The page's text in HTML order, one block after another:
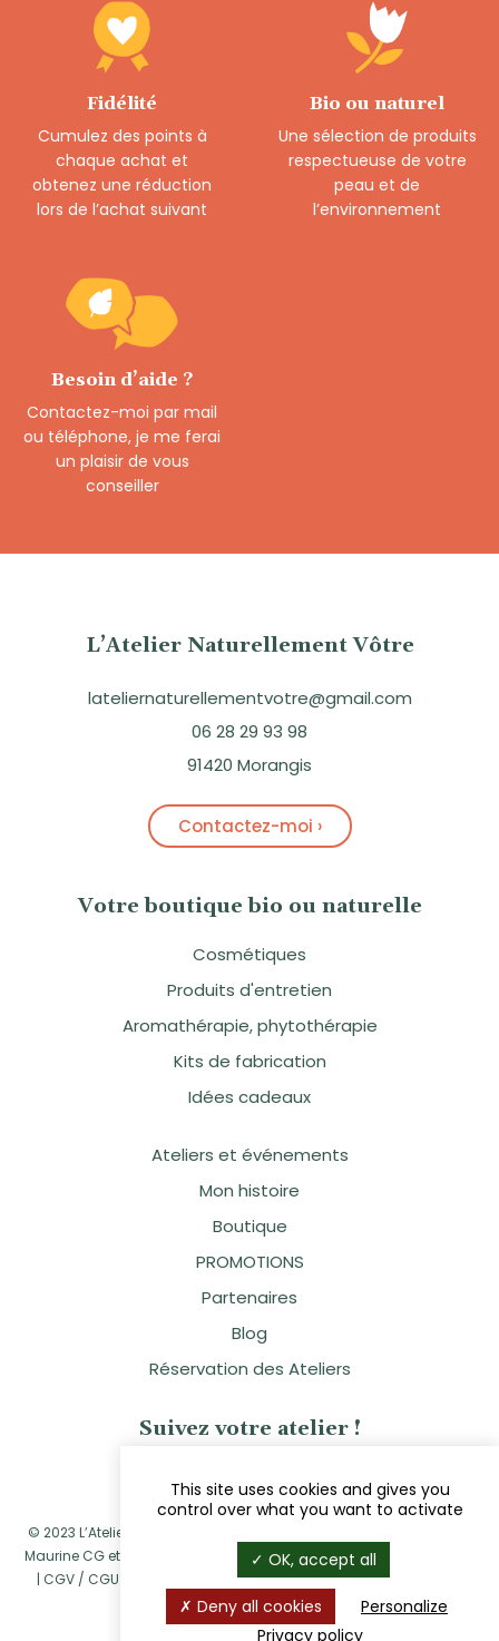
Fidélité
Cumulez des points à
chaque achat et
obtenez une réduction
lors de l’achat suivant
Bio ou naturel
Une sélection de produits
respectueuse de votre
peau et de
l’environnement
Besoin d’aide ?
Contactez-moi par mail
ou téléphone, je me ferai
un plaisir de vous
conseiller
L’Atelier Naturellement Vôtre
lateliernaturellementvotre@gmail.com
06 28 29 93 98
91420 Morangis
Contactez-moi ›
Votre boutique bio ou naturelle
Cosmétiques
Produits d'entretien
Aromathérapie, phytothérapie
Kits de fabrication
Idées cadeaux
Ateliers et événements
Mon histoire
Boutique
PROMOTIONS
Partenaires
Blog
Réservation des Ateliers
Suivez votre atelier !
© 2023 L’Atelier Naturellement Vôtre - Sandra Clavier - Réalisé par
Maurine CGet Mentions légales| Politique de confidentialité
| CGV / CGU Politique de retour et de remboursement
This site uses cookies and gives you
control over what you want to activate
OK, accept all
Deny all cookies
Personalize
Privacy policy